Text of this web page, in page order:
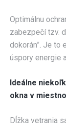
Optimálnu
zabezpečí tzv.
dokorán”. Je to
úspory energie
Ideálne
okna v
Dĺžka vetrania